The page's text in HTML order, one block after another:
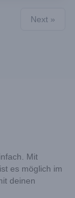
Next »
Mit
es möglich im
deinen